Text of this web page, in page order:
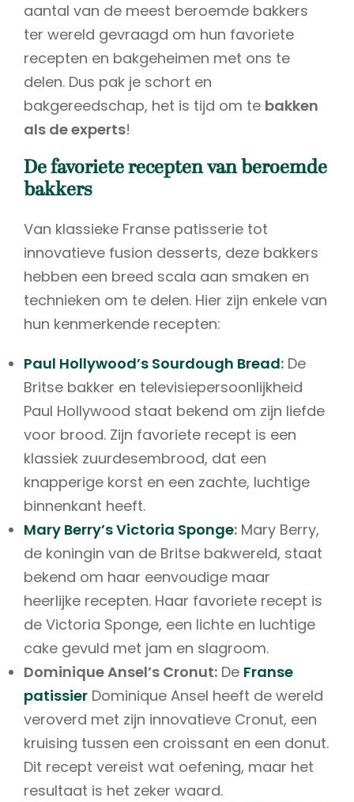
aantal van de meest beroemde bakkers
ter wereld gevraagd om hun favoriete
recepten en bakgeheimen met ons te
delen. Dus pak je schort en
bakgereedschap, het is tijd om te bakken
als de experts!
De favoriete recepten van beroemde
bakkers
Van klassieke Franse patisserie tot
innovatieve fusion desserts, deze bakkers
hebben een breed scala aan smaken en
technieken om te delen. Hier zijn enkele van
hun kenmerkende recepten:
Paul Hollywood’s Sourdough Bread: De
Britse bakker en televisiepersoonlijkheid
Paul Hollywood staat bekend om zijn liefde
voor brood. Zijn favoriete recept is een
klassiek zuurdesembrood, dat een
knapperige korst en een zachte, luchtige
binnenkant heeft.
Mary Berry’s Victoria Sponge: Mary Berry,
de koningin van de Britse bakwereld, staat
bekend om haar eenvoudige maar
heerlijke recepten. Haar favoriete recept is
de Victoria Sponge, een lichte en luchtige
cake gevuld met jam en slagroom.
Dominique Ansel’s Cronut: De Franse
patissier Dominique Ansel heeft de wereld
veroverd met zijn innovatieve Cronut, een
kruising tussen een croissant en een donut.
Dit recept vereist wat oefening, maar het
resultaat is het zeker waard.